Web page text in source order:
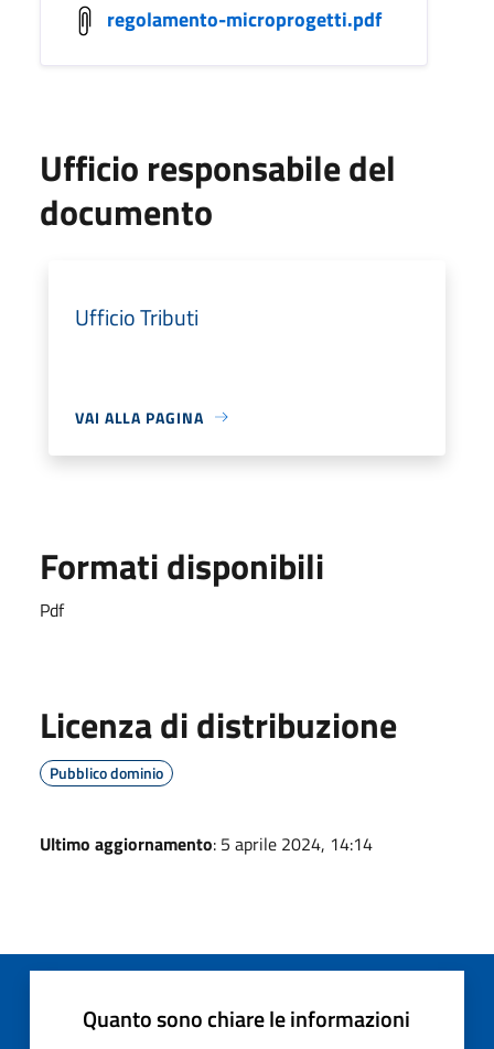
regolamento-microprogetti.pdf
Ufficio responsabile del
documento
Ufficio Tributi
VAI ALLA PAGINA
Formati disponibili
Pdf
Licenza di distribuzione
Pubblico dominio
Ultimo aggiornamento: 5 aprile 2024, 14:14
Quanto sono chiare le informazioni